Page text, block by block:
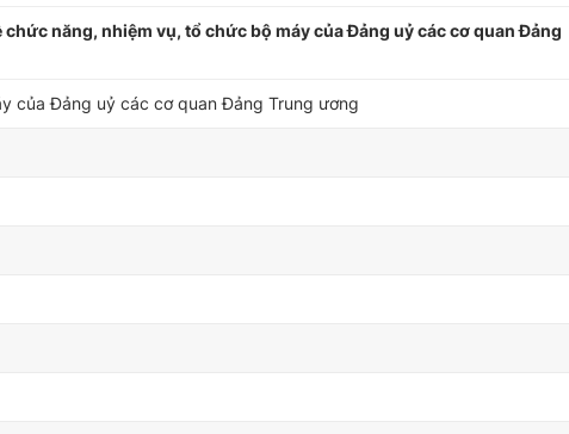
năng, nhiệm vụ, tổ chức bộ máy của Đảng uỷ các cơ quan Đảng
của Đảng uỷ các cơ quan Đảng Trung ương